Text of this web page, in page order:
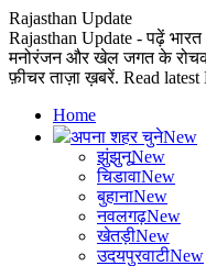
Rajasthan Update
Rajasthan Update - पढ़ें भारत
मनोरंजन और खेल जगत के रोचक
फ़ीचर ताज़ा ख़बरें. Read
Home
अपना शहर चुनेNew
झुंझुनूNew
चिडावाNew
बुहानाNew
नवलगढ़New
खेतड़ीNew
उदयपुरवाटीNew